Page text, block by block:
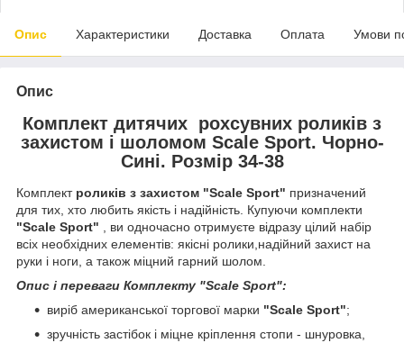
Опис Характеристики Доставка Оплата Умови
Опис
Комплект дитячих рохсувних роликів з
захистом і шоломом Scale Sport. Чорно-
Сині. Розмір 34-38
Комплектроликів з захистом "Scale Sport" призначений
для тих, хто любить якість і надійність. Купуючи комплекти
"Scale Sport" , ви одночасно отримуєте відразу цілий набір
всіх необхідних елементів: якісні ролики,надійний захист на
руки і ноги, а також міцний гарний шолом.
Опис і переваги Комплекту "Scale Sport":
виріб американської торгової марки "Scale Sport";
зручність застібок і міцне кріплення стопи - шнуровка,